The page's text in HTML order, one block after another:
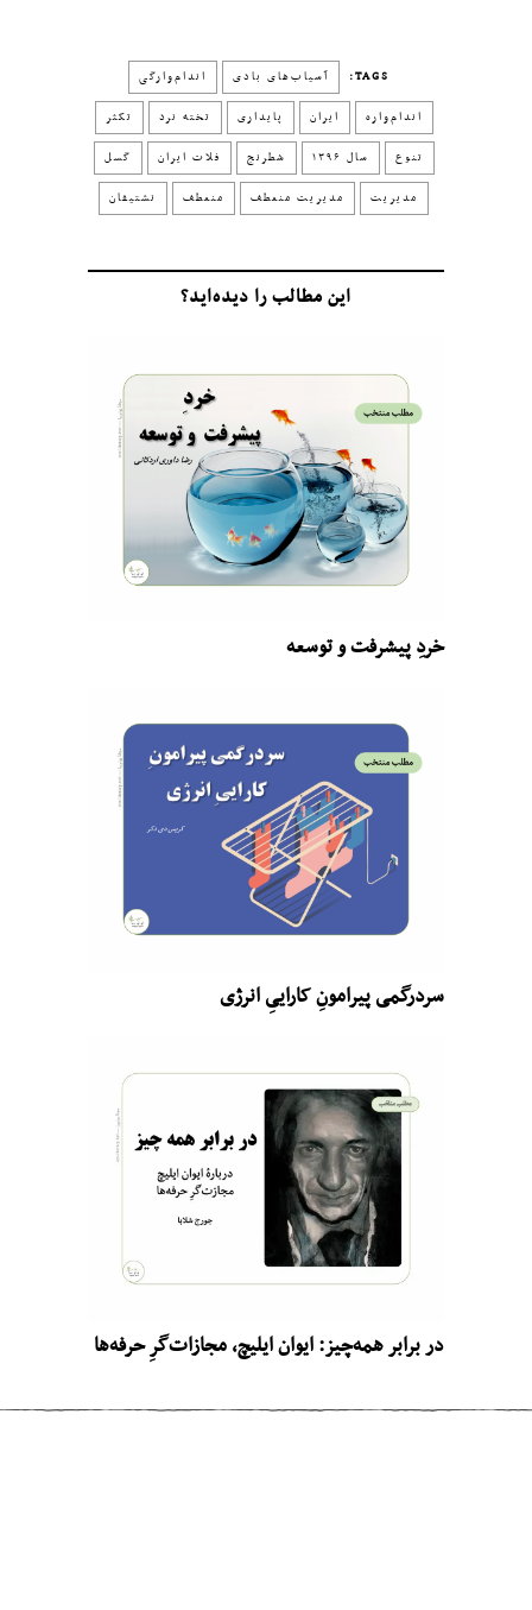
TAGS: آسیاب‌های بادی اندام‌وارگی
اندام‌واره ایران پایداری تخته نرد تکثر
تنوع سال ۱۳۹۶ شطرنج فلات ایران گسل
مدیریت مدیریت منعطف منعطف نشتیفان
این مطالب را دیده‌اید؟
خردِ پیشرفت و توسعه
سردرگمی پیرامونِ کاراییِ انرژی
در برابر همه‌چیز: ایوان ایلیچ، مجازات‌گرِ حرفه‌ها